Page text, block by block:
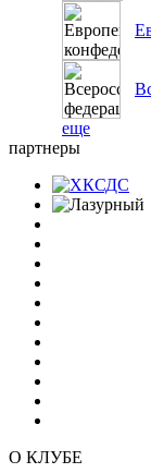
еще
партнеры
О КЛУБЕ